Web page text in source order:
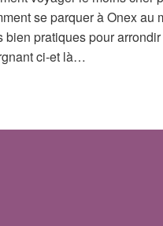
se parquer à Onex au
bien pratiques pour
ci-et là…